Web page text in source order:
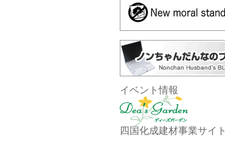
イベント情報
四国化成建材事業サイト